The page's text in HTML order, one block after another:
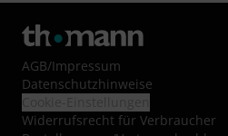
AGB/Impressum
Datenschutzhinweise
Widerrufsrecht für Verbraucher